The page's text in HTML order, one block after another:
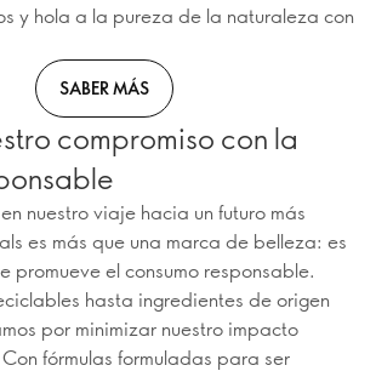
y hola a la pureza de la naturaleza con
SABER MÁS
compromiso con la
nuestro viaje hacia un futuro más
es más que una marca de belleza: es
promueve el consumo responsable.
hasta ingredientes de origen
por minimizar nuestro impacto
fórmulas formuladas para ser